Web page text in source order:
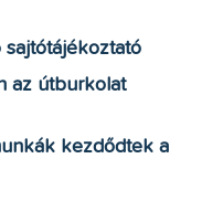
sajtótájékoztató
az útburkolat
kezdődtek a